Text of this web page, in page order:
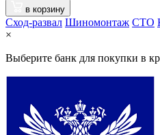
в корзину
Сход-развал Шиномонтаж CTO
×
Выберите банк для покупки в